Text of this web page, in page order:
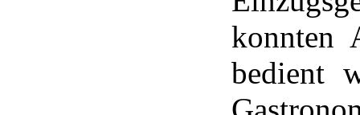
konnten
bedient